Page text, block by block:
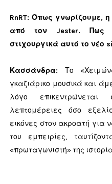
RnRT: Όπως γνωρίζουμε, η
από τον Jester. Πως
στιχουργικά αυτό το νέο
Κασσάνδρα:
Το
γκαζιάρικο μουσικά και
λόγο επικεντρώνεται
λεπτομέρειες όσο
εικόνες στον ακροατή για
του εμπειρίες,
«πρωταγωνιστή» της